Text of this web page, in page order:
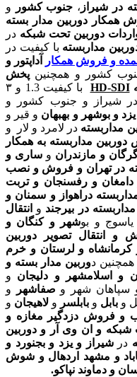
در شیراز ، جنوب کشور
و
همکار دوربین مدار بسته
دوربین تحت شبکه در
مداربسته با کیفیت در
و فروش همکار
آداپتور و
کشور و همچنین پخش
HD-SDI با کیفیت 1.3 و ۳
شیراز و جنوب کشور و
یزد و بوشهر و بهبهان و قیر و
مداربسته در لامرد و لار و
مداربسته به همکار
و مازندران و ساری و
در تهران و فروش و نصب
و رفسنجان و تربت
دراهواز و سمنان و
در بیرجند و انتقال
و بوشهر و کنگان و
انتقال تصویر دوربین
و لرستان و خرم
همچنین دوربین مدار بسته و
و اسلامشهر و دلیجان و
سپاهان شهر و صفاشهر
و
و بابل و بابلسر و لاهیجان و
و فروش دزدگیر مغازه و
شبکه و ان وی آر و دوربین
درشیراز و یزد و بجنورد و
و مشهد اردهال و شوش
و دماوند نپاکو.